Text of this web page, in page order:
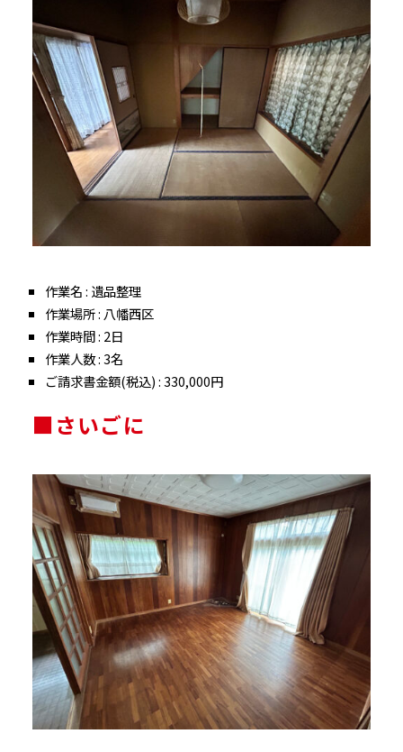
作業名 : 遺品整理
作業場所 : 八幡西区
作業時間 : 2日
作業人数 : 3名
ご請求書金額(税込) : 330,000円
■さいごに